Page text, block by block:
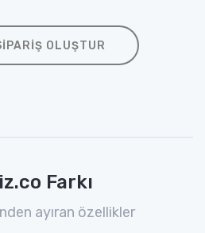
OLUŞTUR
Farkı
ayıran özellikler